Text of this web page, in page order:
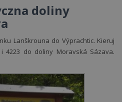
Free
Nekuřácké
Vhodné
Cyklistika
Lyžování
doliny
Lanškrouna do Výprachtic. Kieruj
4223 do doliny Moravská Sázava.